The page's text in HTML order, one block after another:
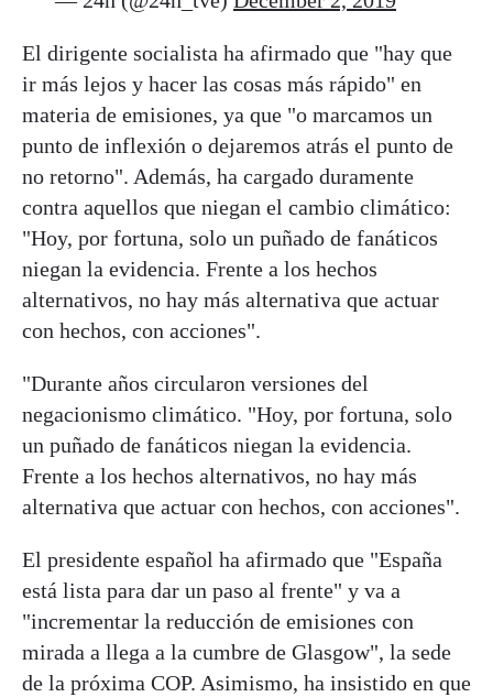
El dirigente socialista ha afirmado que "hay que
ir más lejos y hacer las cosas más rápido" en
materia de emisiones, ya que "o marcamos un
punto de inflexión o dejaremos atrás el punto de
no retorno". Además, ha cargado duramente
contra aquellos que niegan el cambio climático:
"Hoy, por fortuna, solo un puñado de fanáticos
niegan la evidencia. Frente a los hechos
alternativos, no hay más alternativa que actuar
con hechos, con acciones".
"Durante años circularon versiones del
negacionismo climático. "Hoy, por fortuna, solo
un puñado de fanáticos niegan la evidencia.
Frente a los hechos alternativos, no hay más
alternativa que actuar con hechos, con acciones".
El presidente español ha afirmado que "España
está lista para dar un paso al frente" y va a
"incrementar la reducción de emisiones con
mirada a llega a la cumbre de Glasgow", la sede
de la próxima COP. Asimismo, ha insistido en que